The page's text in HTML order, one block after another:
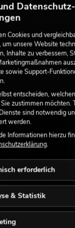
wirkt
aktuelle
Retro-Licht ist
sondern ein bewusst
schafft Atmosphäre,
LED-
Heads:
Datenschutz-
Cookies und
um unsere Website
Inhalte zu verbessern,
sowie Support-
entscheiden,
zustimmen möchten.
sind notwendig
werden.
Informationen hierzu
.
erforderlich
& Statistik